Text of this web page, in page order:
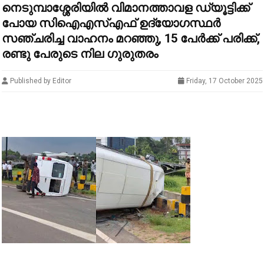
നെടുമ്പാശ്ശേരിയിൽ വിമാനത്താവള ഡ്യൂട്ടിക്ക്
പോയ സിഐഎസ്എഫ് ഉദ്യോഗസ്ഥര്‍
സഞ്ചരിച്ച വാഹനം മറഞ്ഞു, 15 പേര്‍ക്ക് പരിക്ക്,
രണ്ടു പേരുടെ നില ഗുരുതരം
Published by Editor Friday, 17 October 2025